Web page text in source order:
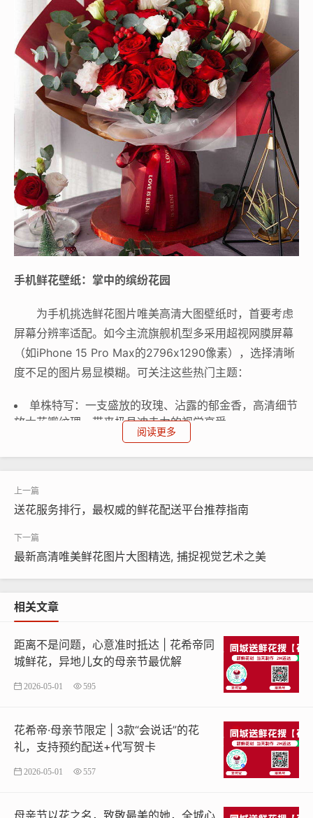
手机鲜花壁纸：掌中的缤纷花园
为手机挑选鲜花图片唯美高清大图壁纸时，首要考虑
屏幕分辨率适配。如今主流旗舰机型多采用超视网膜屏幕
（如iPhone 15 Pro Max的2796x1290像素），选择清晰
度不足的图片易显模糊。可关注这些热门主题：
单株特写：一支盛放的玫瑰、沾露的郁金香，高清细节
放大花瓣纹理，带来极具冲击力的视觉享受。
寻找构图简洁、主体突出的图片，避免背景过于杂乱
常更适配浅色UI，而深红芍药、蓝紫色绣球则在深色模式
下更显华贵神秘。
花丛意境：阳光穿透的樱花雨、成片摇曳的薰衣草田，
营造开阔浪漫的唯美氛围。
像素），经裁剪缩放后细节仍清晰。晨昏时分拍摄的花海
自带柔和光晕，用作壁纸能有效缓解视觉疲劳。
电脑高清壁纸：桌面上的视觉艺术
与高清品质。4K（3840x2160）甚至8K分辨率壁纸能将
花蕊脉络、水珠反光都刻画得纤毫毕现。设计壁纸时可考
影，兼具现代感与自然美。
阅读更多
送花服务排行，最权威的鲜花配送平台推荐指南
最新高清唯美鲜花图片大图精选, 捕捉视觉艺术之美
相关文章
距离不是问题，心意准时抵达 | 花希帝同
城鲜花，异地儿女的母亲节最优解
2026-05-01 595
花希帝·母亲节限定 | 3款“会说话”的花
礼，支持预约配送+代写贺卡
2026-05-01 557